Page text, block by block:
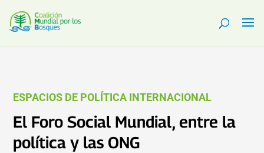
ESPACIOS DE POLÍTICA INTERNACIONAL
El Foro Social Mundial, entre la
política y las ONG